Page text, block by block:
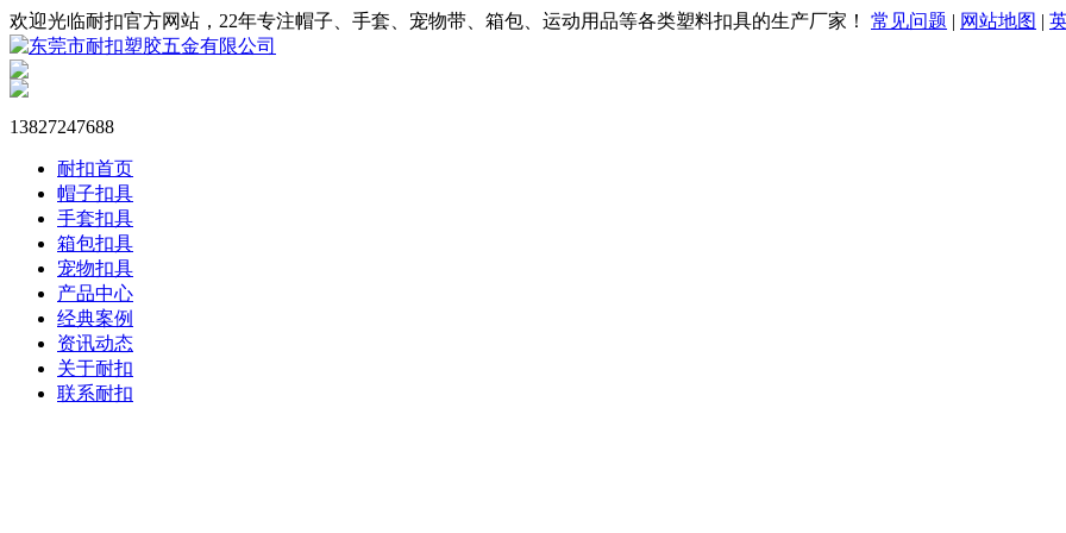
欢迎光临耐扣官方网站，22年专注帽子、手套、宠物带、箱包、运动用品等各类塑料扣具的生产厂家！ 常见问题 | 网站地图 |
13827247688
耐扣首页
帽子扣具
手套扣具
箱包扣具
宠物扣具
产品中心
经典案例
资讯动态
关于耐扣
联系耐扣